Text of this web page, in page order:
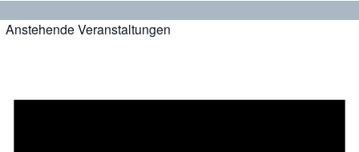
Anstehende Veranstaltungen